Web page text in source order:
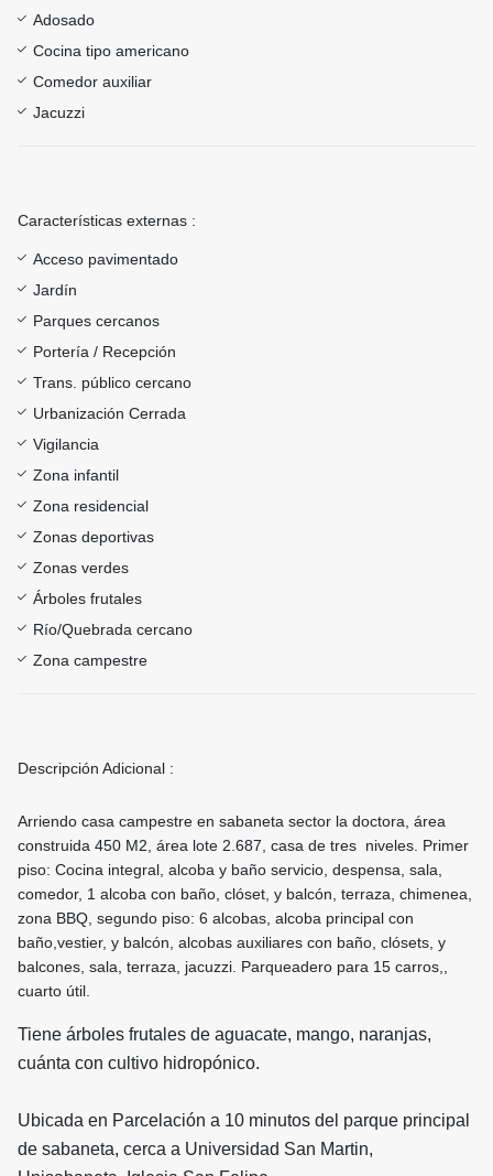
Adosado
Cocina tipo americano
Comedor auxiliar
Jacuzzi
Características externas :
Acceso pavimentado
Jardín
Parques cercanos
Portería / Recepción
Trans. público cercano
Urbanización Cerrada
Vigilancia
Zona infantil
Zona residencial
Zonas deportivas
Zonas verdes
Árboles frutales
Río/Quebrada cercano
Zona campestre
Descripción Adicional :
Arriendo casa campestre en sabaneta sector la doctora, área
construida 450 M2, área lote 2.687, casa de tres niveles. Primer
piso: Cocina integral, alcoba y baño servicio, despensa, sala,
comedor, 1 alcoba con baño, clóset, y balcón, terraza, chimenea,
zona BBQ, segundo piso: 6 alcobas, alcoba principal con
baño,vestier, y balcón, alcobas auxiliares con baño, clósets, y
balcones, sala, terraza, jacuzzi. Parqueadero para 15 carros,,
cuarto útil.
Tiene árboles frutales de aguacate, mango, naranjas,
cuánta con cultivo hidropónico.
Ubicada en Parcelación a 10 minutos del parque principal
de sabaneta, cerca a Universidad San Martin,